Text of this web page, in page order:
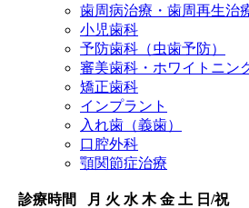
歯周病治療・歯周再生治
小児歯科
予防歯科（虫歯予防）
審美歯科・ホワイトニン
矯正歯科
インプラント
入れ歯（義歯）
口腔外科
顎関節症治療
診療時間 月 火 水 木 金 土 日/祝